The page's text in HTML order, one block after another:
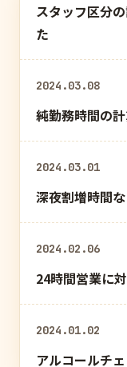
スタッフ区分
た
2024.03.08
純勤務時間の
2024.03.01
深夜割増時間
2024.02.06
24時間営業に
2024.01.02
アルコールチ